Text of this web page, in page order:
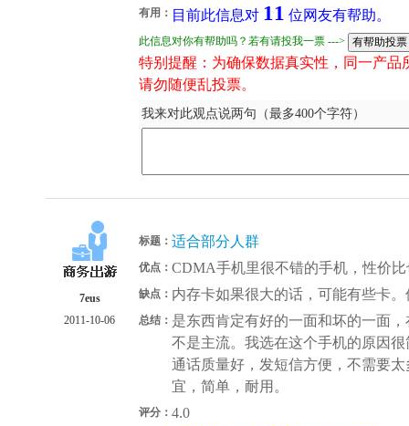
有用： 目前此信息对 11 位网友有帮助。
此信息对你有帮助吗？若有请投我一票 --->
特别提醒：为确保数据真实性，同一产
请勿随便乱投票。
我来对此观点说两句（最多400个字符）
7eus
2011-10-06
标题： 适合部分人群
优点： CDMA手机里很不错的手机，性价
缺点： 内存卡如果很大的话，可能有些卡
总结： 是东西肯定有好的一面和坏的一面
不是主流。我选在这个手机的原因
通话质量好，发短信方便，不需要
宜，简单，耐用。
评分： 4.0